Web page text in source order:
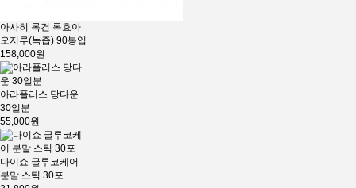
아사히 록건 록효아
오지루(녹즙) 90봉입
158,000원
아라플러스 당다운
30일분
55,000원
다이쇼 글루코케어
분말 스틱 30포